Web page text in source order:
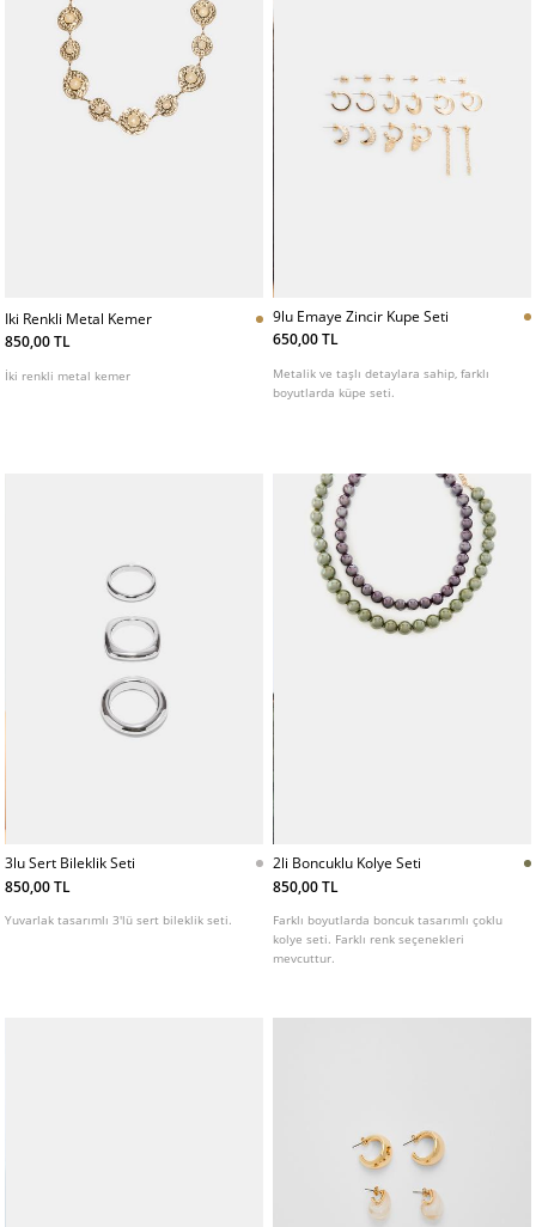
Iki Renkli Metal Kemer
850,00 TL
İki renkli metal kemer
9lu Emaye Zincir Kupe Seti
650,00 TL
Metalik ve taşlı detaylara sahip, farklı
boyutlarda küpe seti.
3lu Sert Bileklik Seti
850,00 TL
Yuvarlak tasarımlı 3'lü sert bileklik seti.
2li Boncuklu Kolye Seti
850,00 TL
Farklı boyutlarda boncuk tasarımlı çoklu
kolye seti. Farklı renk seçenekleri
mevcuttur.